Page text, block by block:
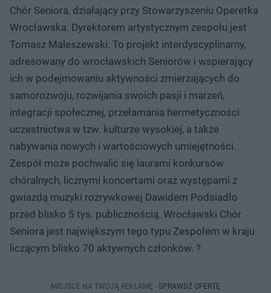
Chór Seniora, działający przy Stowarzyszeniu Operetka
Wrocławska. Dyrektorem artystycznym zespołu jest
Tomasz Maleszewski. To projekt interdyscyplinarny,
adresowany do wrocławskich Seniorów i wspierający
ich w podejmowaniu aktywności zmierzających do
samorozwoju, rozwijania swoich pasji i marzeń,
integracji społecznej, przełamania hermetyczności
uczestnictwa w tzw. kulturze wysokiej, a także
nabywania nowych i wartościowych umiejętności.
Zespół może pochwalić się laurami konkursów
chóralnych, licznymi koncertami oraz występami z
gwiazdą muzyki rozrywkowej Dawidem Podsiadło
przed blisko 5 tys. publicznością. Wrocławski Chór
Seniora jest największym tego typu Zespołem w kraju
liczącym blisko 70 aktywnych członków. ?
MIEJSCE NA TWOJĄ REKLAMĘ - SPRAWDŹ OFERTĘ